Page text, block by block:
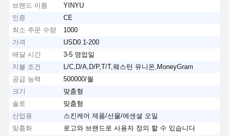
브랜드 이름
YINYU
인증
CE
최소 주문 수량
1000
가격
USD0.1-200
배달 시간
3-5 영업일
지불 조건
L/C,D/A,D/P,T/T,웨스턴 유니온,MoneyGram
공급 능력
500000/월
크기
맞춤형
솔로
맞춤형
산업용
스킨케어 제품/선물/에센셜 오일
맞춤화
로고와 브랜드로 사용자 정의 할 수 있습니다